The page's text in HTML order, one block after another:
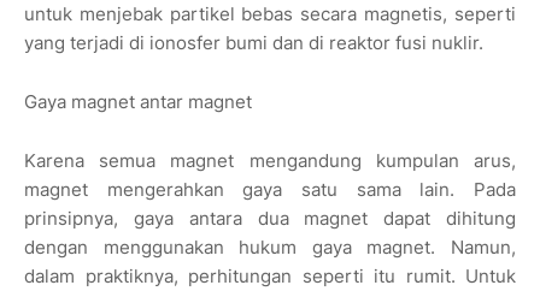
untuk menjebak partikel bebas secara magnetis, seperti
yang terjadi di ionosfer bumi dan di reaktor fusi nuklir.
Gaya magnet antar magnet
Karena semua magnet mengandung kumpulan arus,
magnet mengerahkan gaya satu sama lain. Pada
prinsipnya, gaya antara dua magnet dapat dihitung
dengan menggunakan hukum gaya magnet. Namun,
dalam praktiknya, perhitungan seperti itu rumit. Untuk